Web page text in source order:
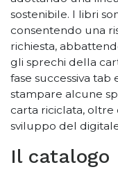
sostenibile. I libri
consentendo una
richiesta,
gli sprechi della
fase successiva tab
stampare alcune
carta riciclata, oltre
sviluppo del
Il catalogo